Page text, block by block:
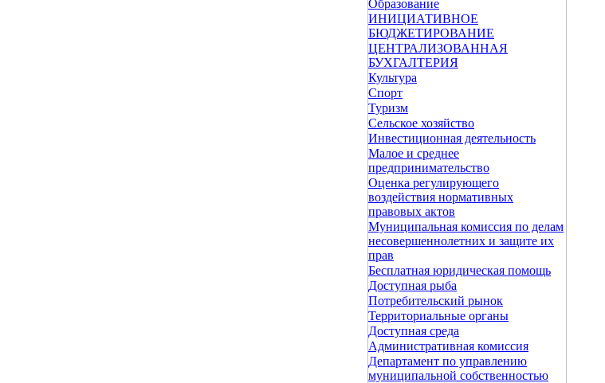
Образование
ИНИЦИАТИВНОЕ
БЮДЖЕТИРОВАНИЕ
ЦЕНТРАЛИЗОВАННАЯ
БУХГАЛТЕРИЯ
Культура
Спорт
Туризм
Сельское хозяйство
Инвестиционная деятельность
Малое и среднее
предпринимательство
Оценка регулирующего
воздействия нормативных
правовых актов
Муниципальная комиссия по делам
несовершеннолетних и защите их
прав
Бесплатная юридическая помощь
Доступная рыба
Потребительский рынок
Территориальные органы
Доступная среда
Административная комиссия
Департамент по управлению
муниципальной собственностью